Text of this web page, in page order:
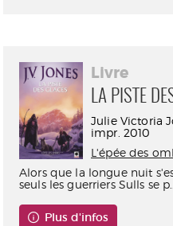
Livre
LA PISTE
Julie Victoria
impr. 2010
L'épée des
Alors que la longue nuit
seuls les guerriers Sulls se p...
Plus d'infos